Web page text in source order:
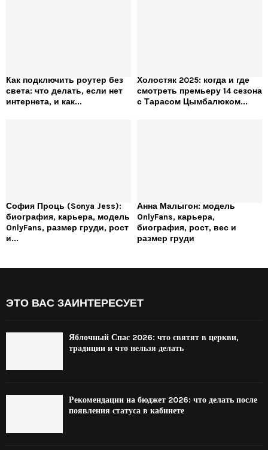
Как подключить роутер без
света: что делать, если нет
интернета, и как...
Холостяк 2025: когда и где
смотреть премьеру 14 сезона
с Тарасом Цымбалюком...
София Проць (Sonya Jess):
биография, карьера, модель
OnlyFans, размер груди, рост
и...
Анна Малыгон: модель
OnlyFans, карьера,
биография, рост, вес и
размер груди
ЭТО ВАС ЗАИНТЕРЕСУЕТ
Яблочный Спас 2026: что святят в церкви,
традиции и что нельзя делать
Рекомендации на бюджет 2026: что делать после
появления статуса в кабинете